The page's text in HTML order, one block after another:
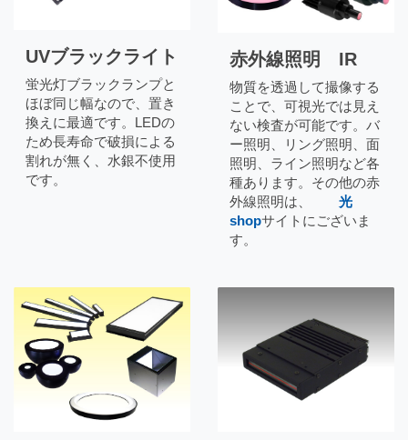
UVブラックライト
蛍光灯ブラックランプと
ほぼ同じ幅なので、置き
換えに最適です。LEDの
ため長寿命で破損による
割れが無く、水銀不使用
です。
赤外線照明 IR
物質を透過して撮像する
ことで、可視光では見え
ない検査が可能です。バ
ー照明、リング照明、面
照明、ライン照明など各
種あります。その他の赤
外線照明は、 光
shopサイトにございま
す。